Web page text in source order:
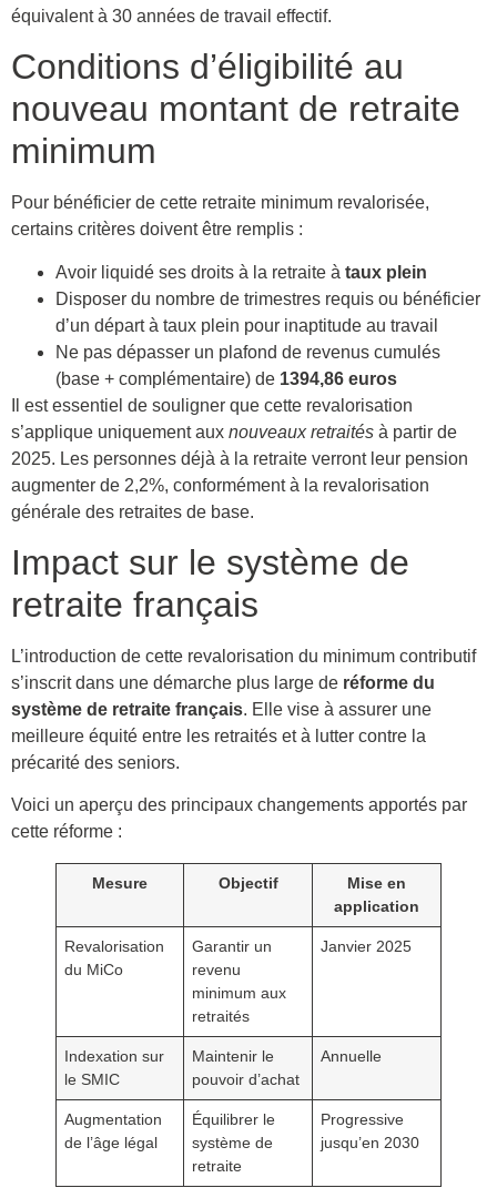
équivalent à 30 années de travail effectif.
Conditions d’éligibilité au
nouveau montant de retraite
minimum
Pour bénéficier de cette retraite minimum revalorisée,
certains critères doivent être remplis :
Avoir liquidé ses droits à la retraite à taux plein
Disposer du nombre de trimestres requis ou bénéficier
d’un départ à taux plein pour inaptitude au travail
Ne pas dépasser un plafond de revenus cumulés
(base + complémentaire) de 1394,86 euros
Il est essentiel de souligner que cette revalorisation
s’applique uniquement aux nouveaux retraités à partir de
2025. Les personnes déjà à la retraite verront leur pension
augmenter de 2,2%, conformément à la revalorisation
générale des retraites de base.
Impact sur le système de
retraite français
L’introduction de cette revalorisation du minimum contributif
s’inscrit dans une démarche plus large de réforme du
système de retraite français. Elle vise à assurer une
meilleure équité entre les retraités et à lutter contre la
précarité des seniors.
Voici un aperçu des principaux changements apportés par
cette réforme :
Mesure Objectif
Mise en
application
Revalorisation
du MiCo
Garantir un
revenu
minimum aux
retraités
Janvier 2025
Indexation sur
le SMIC
Maintenir le
pouvoir d’achat
Annuelle
Augmentation
de l’âge légal
Équilibrer le
système de
retraite
Progressive
jusqu’en 2030